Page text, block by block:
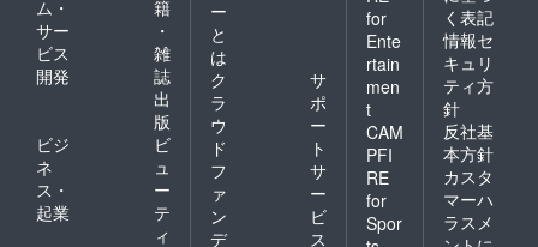
ム・
サー
ビス
開発
籍
・
雑
誌
出
版
ビジ
ネ
ス・
起業
ビ
ュ
ー
テ
ィ
ー
と
は
ク
ラ
ウ
ド
フ
ァ
ン
デ
サ
ポ
ー
ト
サ
ー
ビ
ス
for
Ente
rtain
men
t
CAM
PFI
RE
for
Spor
く表記
情報セ
キュリ
ティ方
針
反社基
本方針
カスタ
マーハ
ラスメ